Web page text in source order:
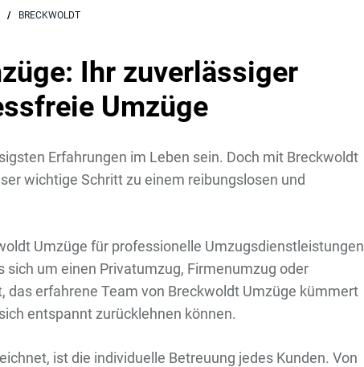
BRECKWOLDT
Ihr zuverlässiger
Umzüge
Erfahrungen im Leben sein. Doch mit Breckwoldt
wichtige Schritt zu einem reibungslosen und
Umzüge für professionelle Umzugsdienstleistungen
sich um einen Privatumzug, Firmenumzug oder
das erfahrene Team von Breckwoldt Umzüge kümmert
entspannt zurücklehnen können.
ist die individuelle Betreuung jedes Kunden. Von